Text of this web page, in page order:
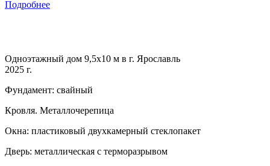
Подробнее
Одноэтажный дом 9,5х10 м в г. Ярославль
2025 г.
Фундамент: свайный
Кровля. Металлочерепица
Окна: пластиковый двухкамерный стеклопакет
Дверь: металлическая с терморазрывом